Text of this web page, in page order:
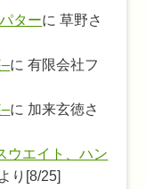
ターに 草野さ
に 有限会社フ
に 加来玄徳さ
エイト、ハン
り[8/25]